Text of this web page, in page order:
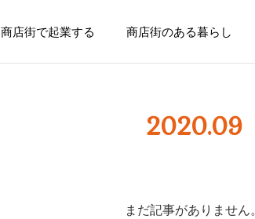
商店街で起業する 商店街のある暮らし
2020.09
まだ記事がありません。